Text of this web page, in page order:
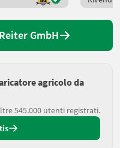
GmbH
agricolo da
545.000 utenti registrati.